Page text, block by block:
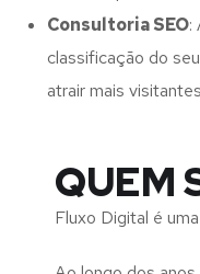
Consultoria SEO:
classificação do
atrair mais
QUEM
Fluxo Digital é